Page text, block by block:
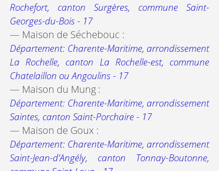
Rochefort, canton Surgères, commune Saint-
Georges-du-Bois - 17
— Maison de Séchebouc :
Département: Charente-Maritime, arrondissement
La Rochelle, canton La Rochelle-est, commune
Chatelaillon ou Angoulins - 17
— Maison du Mung :
Département: Charente-Maritime, arrondissement
Saintes, canton Saint-Porchaire - 17
— Maison de Goux :
Département: Charente-Maritime, arrondissement
Saint-Jean-d’Angély, canton Tonnay-Boutonne,